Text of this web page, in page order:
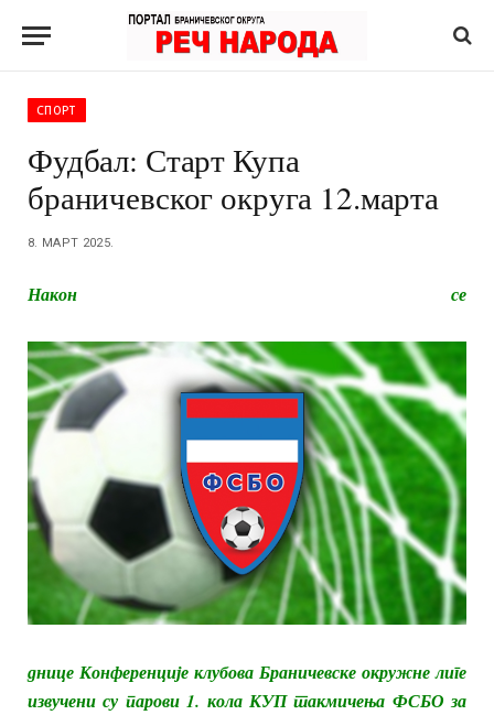
СПОРТ
Фудбал: Старт Купа
браничевског округа 12.марта
8. МАРТ 2025.
Након се
днице Конференције клубова Браничевске окружне лиге
извучени су парови 1. кола КУП такмичења ФСБО за